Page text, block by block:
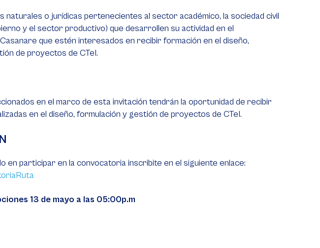
naturales o jurídicas pertenecientes al sector académico, la sociedad civil
y el sector productivo) que desarrollen su actividad en el
que estén interesados en recibir formación en el diseño,
de proyectos de CTeI.
en el marco de esta invitación tendrán la oportunidad de recibir
en el diseño, formulación y gestión de proyectos de CTeI.
en participar en la convocatoria inscribite en el siguiente enlace:
13 de mayo a las 05:00p.m